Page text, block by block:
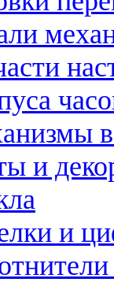
в
и
и